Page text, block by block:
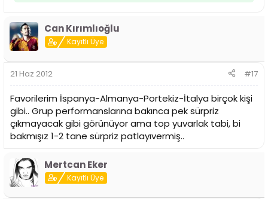
Can Kırımlıoğlu
Kayıtlı Üye
21 Haz 2012 #17
Favorilerim İspanya-Almanya-Portekiz-İtalya birçok kişi
gibi.. Grup performanslarına bakınca pek sürpriz
çıkmayacak gibi görünüyor ama top yuvarlak tabi, bi
bakmışız 1-2 tane sürpriz patlayıvermiş..
Mertcan Eker
Kayıtlı Üye